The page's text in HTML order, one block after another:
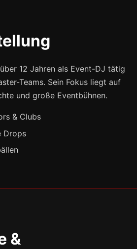
12 Jahren als Event-DJ tätig
Teams. Sein Fokus liegt auf
und große Eventbühnen.
& Clubs
Drops
&